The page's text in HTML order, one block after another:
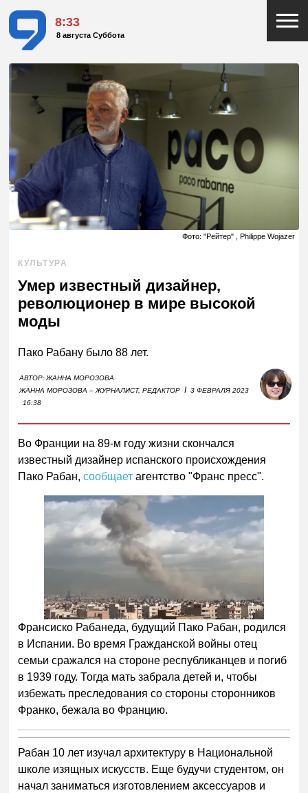
8:33
8 августа Суббота
Фото: "Рейтер" , Philippe Wojazer
КУЛЬТУРА
Умер известный дизайнер,
революционер в мире высокой
моды
Пако Рабану было 88 лет.
АВТОР:ЖАННА МОРОЗОВА
ЖАННА МОРОЗОВА – ЖУРНАЛИСТ, РЕДАКТОР I 3 ФЕВРАЛЯ 2023
16:38
Во Франции на 89-м году жизни скончался
известный дизайнер испанского происхождения
Пако Рабан, сообщает агентство "Франс пресс".
Франсиско Рабанеда, будущий Пако Рабан, родился
в Испании. Во время Гражданской войны отец
семьи сражался на стороне республиканцев и погиб
в 1939 году. Тогда мать забрала детей и, чтобы
избежать преследования со стороны сторонников
Франко, бежала во Францию.
Рабан 10 лет изучал архитектуру в Национальной
школе изящных искусств. Еще будучи студентом, он
начал заниматься изготовлением аксессуаров и